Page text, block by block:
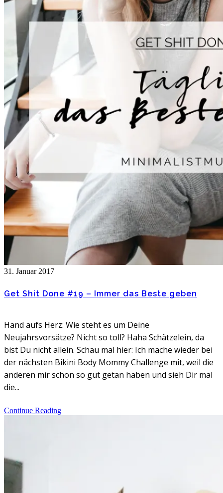
31. Januar 2017
Get Shit Done #19 – Immer das Beste geben
Hand aufs Herz: Wie steht es um Deine
Neujahrsvorsätze? Nicht so toll? Haha Schätzelein, da
bist Du nicht allein. Schau mal hier: Ich mache wieder bei
der nächsten Bikini Body Mommy Challenge mit, weil die
anderen mir schon so gut getan haben und sieh Dir mal
die...
Continue Reading